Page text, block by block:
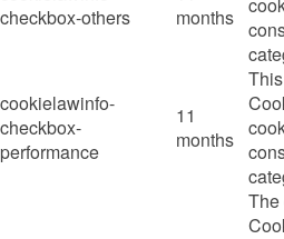
checkbox-others
months
cookielawinfo-
checkbox-
performance
11
months
The